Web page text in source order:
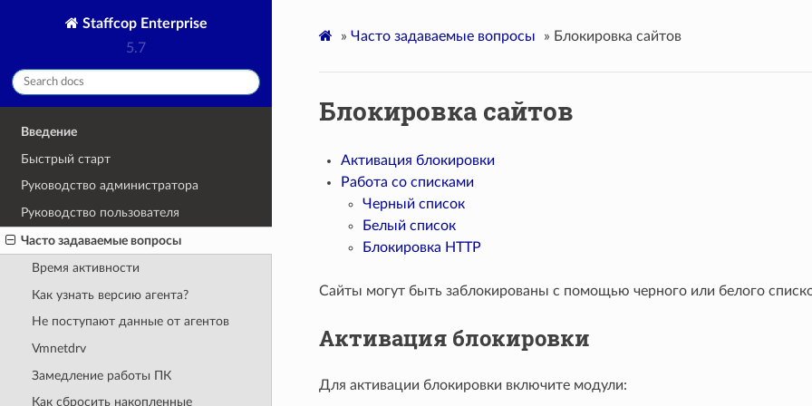
Staffcop Enterprise
5.7
Введение
Быстрый старт
Руководство администратора
Руководство пользователя
Часто задаваемые вопросы
Время активности
Как узнать версию агента?
Не поступают данные от агентов
Vmnetdrv
Замедление работы ПК
Как сбросить накопленные
» Часто задаваемые вопросы » Блокировка сайтов
Блокировка сайтов
Активация блокировки
Работа со списками
Черный список
Белый список
Блокировка HTTP
Сайты могут быть заблокированы с помощью черного или белого
Активация блокировки
Для активации блокировки включите модули: